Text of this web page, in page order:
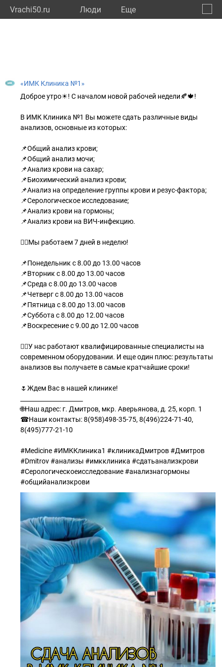
Vrachi50.ru Люди Eще
«ИМК Клиника №1»
Доброе утро☀! С началом новой рабочей недели🍂🍁!
В ИМК Клиника №1 Вы можете сдать различные виды
анализов, основные из которых:
📌Общий анализ крови;
📌Общий анализ мочи;
📌Анализ крови на сахар;
📌Биохимический анализ крови;
📌Анализ на определение группы крови и резус-фактора;
📌Серологическое исследование;
📌Анализ крови на гормоны;
📌Анализ крови на ВИЧ-инфекцию.
☝🏻Мы работаем 7 дней в неделю!
📌Понедельник с 8.00 до 13.00 часов
📌Вторник с 8.00 до 13.00 часов
📌Среда с 8.00 до 13.00 часов
📌Четверг с 8.00 до 13.00 часов
📌Пятница с 8.00 до 13.00 часов
📌Суббота с 8.00 до 12.00 часов
📌Воскресение с 9.00 до 12.00 часов
👌🏻У нас работают квалифицированные специалисты на
современном оборудовании. И еще один плюс: результаты
анализов вы получаете в самые кратчайшие сроки!
🌷Ждем Вас в нашей клинике!
🌐Наш адрес: г. Дмитров, мкр. Аверьянова, д. 25, корп. 1
☎Наши контакты: 8(958)498-35-75, 8(496)224-71-40,
8(495)777-21-10
#Medicine #ИМККлиника1 #клиникаДмитров #Дмитров
#Dmitrov #анализы #имкклиника #сдатьанализкрови
#Серологическоеисследование #анализнагормоны
#общийанализкрови